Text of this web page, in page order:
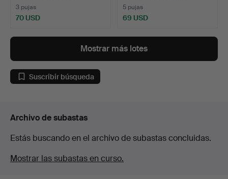
3 pujas
70 USD
5 pujas
69 USD
Mostrar más lotes
Suscribir búsqueda
Archivo de subastas
Estás buscando en el archivo de subastas concluidas.
Mostrar las subastas en curso.